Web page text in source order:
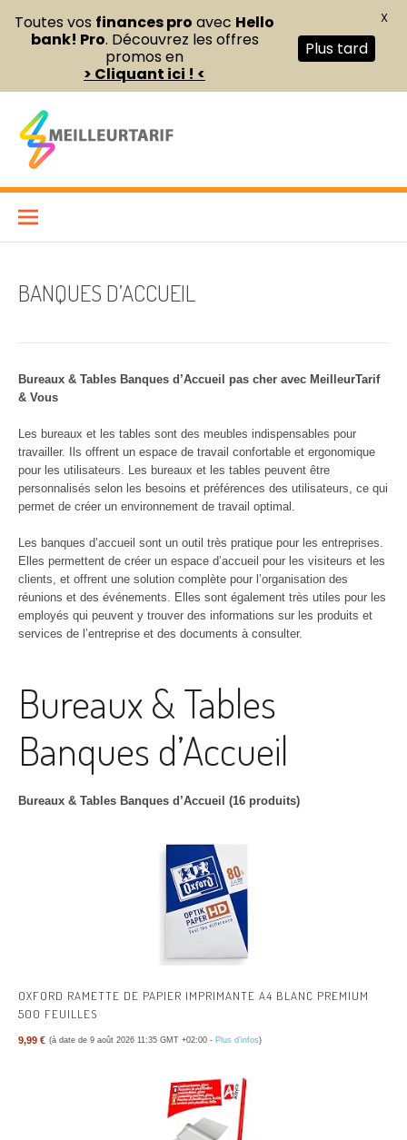
contenu
Meilleur Tarif
BANQUES D’ACCUEIL
Bureaux & Tables Banques d’Accueil pas cher avec MeilleurTarif
& Vous
Les bureaux et les tables sont des meubles indispensables pour
travailler. Ils offrent un espace de travail confortable et ergonomique
pour les utilisateurs. Les bureaux et les tables peuvent être
personnalisés selon les besoins et préférences des utilisateurs, ce qui
permet de créer un environnement de travail optimal.
Les banques d’accueil sont un outil très pratique pour les entreprises.
Elles permettent de créer un espace d’accueil pour les visiteurs et les
clients, et offrent une solution complète pour l’organisation des
réunions et des événements. Elles sont également très utiles pour les
employés qui peuvent y trouver des informations sur les produits et
services de l’entreprise et des documents à consulter.
Bureaux & Tables
Banques d’Accueil
Bureaux & Tables Banques d’Accueil (16 produits)
OXFORD RAMETTE DE PAPIER IMPRIMANTE A4 BLANC PREMIUM
500 FEUILLES
9,99 € (à date de 9 août 2026 11:35 GMT +02:00 - Plus d’infos)
Toutes vos finances pro avec Hello
bank! Pro. Découvrez les offres
promos en
> Cliquant ici ! <
Plus tard
X